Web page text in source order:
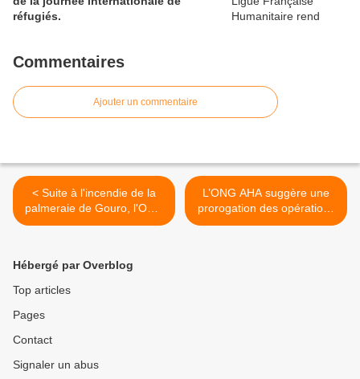
réfugiés.
Commentaires
Ajouter un commentaire
< Suite à l'incendie de la
palmeraie de Gouro, l'ONG
AHA demande une
populations.
L’ONG AHA suggère une
prorogation des opérations
d’enrôlement. >
Hébergé par Overblog
Top articles
Pages
Contact
Signaler un abus